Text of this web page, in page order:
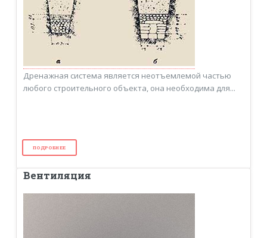
Дренажная система является неотъемлемой частью
любого строительного объекта, она необходима для...
ПОДРОБНЕЕ
Вентиляция